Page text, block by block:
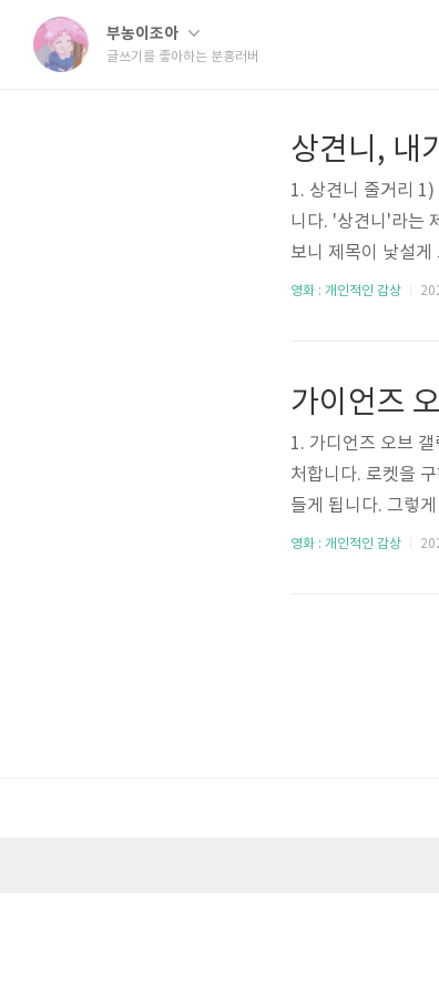
부농이조아
글쓰기를 좋아하는 분홍러버
1. 상견니 줄거리
니다. '상견니'라는
보니 제목이 낯설
작은 드라마인데
구 '천윈루'와 정말
영화 : 개인적인 감상
가이언즈
1. 가디언즈 오브
처합니다. 로켓을
들게 됩니다. 그렇
에 실험 대상으로
는데 그 과정에서
되는데 죽기 전 과
영화 : 개인적인 감상